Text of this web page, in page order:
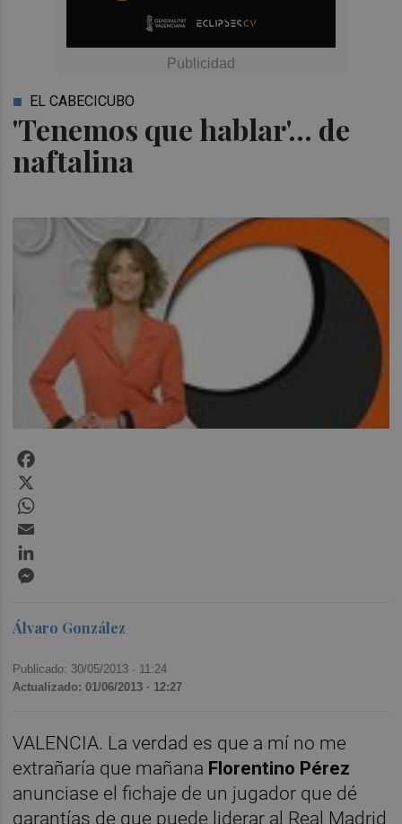
'Tenemos que hablar'... de
naftalina
EL CABECICUBO
Álvaro González
Publicado: 30/05/2013 · 11:24
Actualizado: 01/06/2013 · 12:27
VALENCIA. La verdad es que a mí no me
extrañaría que mañana Florentino Pérez
anunciase el fichaje de un jugador que dé
garantías de que puede liderar al Real Madrid